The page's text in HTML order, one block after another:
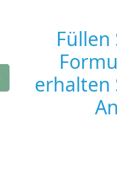
Füllen
erhalten